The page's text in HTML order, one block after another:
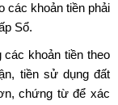
các khoản tiền phải
Sổ.
các khoản tiền theo
tiền sử dụng đất
chứng từ để xác